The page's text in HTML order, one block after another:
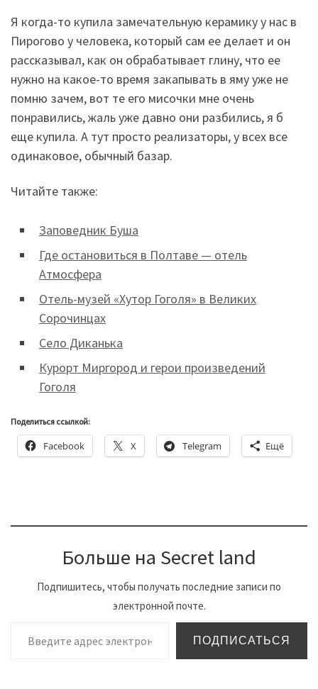
Я когда-то купила замечательную керамику у нас в
Пирогово у человека, который сам ее делает и он
рассказывал, как он обрабатывает глину, что ее
нужно на какое-то время закапывать в яму уже не
помню зачем, вот те его мисочки мне очень
понравились, жаль уже давно они разбились, я б
еще купила. А тут просто реализаторы, у всех все
одинаковое, обычный базар.
Читайте также:
Заповедник Буша
Где остановиться в Полтаве — отель
Атмосфера
Отель-музей «Хутор Гоголя» в Великих
Сорочинцах
Село Диканька
Курорт Миргород и герои произведений
Гоголя
Поделиться ссылкой:
Facebook X Telegram Ещё
Больше на Secret land
Подпишитесь, чтобы получать последние записи по
электронной почте.
Введите адрес электронной почты…
ПОДПИСАТЬСЯ